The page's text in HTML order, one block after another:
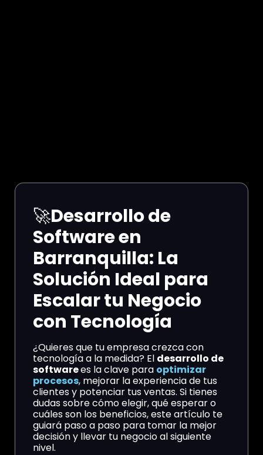
🚀Desarrollo de
Software en
Barranquilla: La
Solución Ideal para
Escalar tu Negocio
con Tecnología
¿Quieres que tu empresa crezca con
tecnología a la medida? El desarrollo de
softwarees la clave para optimizar
procesos, mejorar la experiencia de tus
clientes y potenciar tus ventas. Si tienes
dudas sobre cómo elegir, qué esperar o
cuáles son los beneficios, este artículo te
guiará paso a paso para tomar la mejor
decisión y llevar tu negocio al siguiente
nivel.